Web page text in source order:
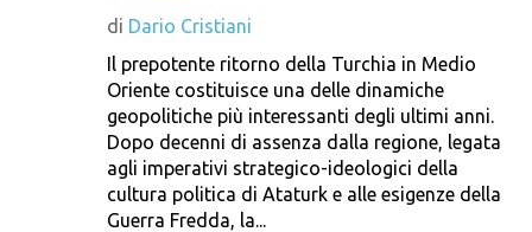
di Dario Cristiani
Il prepotente ritorno della Turchia in Medio
Oriente costituisce una delle dinamiche
geopolitiche più interessanti degli ultimi anni.
Dopo decenni di assenza dalla regione, legata
agli imperativi strategico-ideologici della
cultura politica di Ataturk e alle esigenze della
Guerra Fredda, la...